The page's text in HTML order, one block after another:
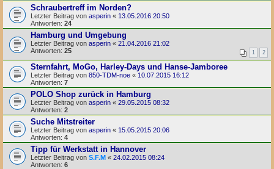
Schraubertreff im Norden?
Letzter Beitrag von asperin « 13.05.2016 20:50
Antworten: 24
Hamburg und Umgebung
Letzter Beitrag von asperin « 21.04.2016 21:02
Antworten: 25 1 2
Sternfahrt, MoGo, Harley-Days und Hanse-Jamboree
Letzter Beitrag von 850-TDM-noe « 10.07.2015 16:12
Antworten: 7
POLO Shop zurück in Hamburg
Letzter Beitrag von asperin « 29.05.2015 08:32
Antworten: 2
Suche Mitstreiter
Letzter Beitrag von asperin « 15.05.2015 20:06
Antworten: 4
Tipp für Werkstatt in Hannover
Letzter Beitrag von S.F.M « 24.02.2015 08:24
Antworten: 6